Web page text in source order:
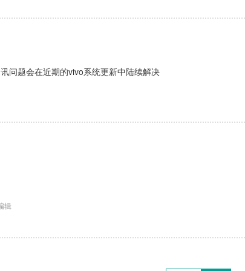
问题会在近期的vivo系统更新中陆续解决
辑